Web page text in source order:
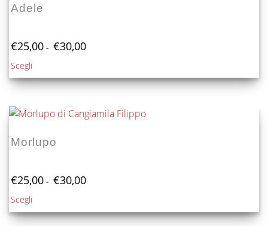
Adele
€25,00 - €30,00Fascia
da
€25,00
€30,00
Scegli
prodotto
più
varianti.
Le
opzioni
essere
pagina
Morlupo
€25,00 - €30,00Fascia
da
Scegli
prodotto